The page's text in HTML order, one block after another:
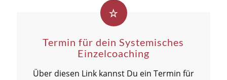
Termin für dein Systemisches
Einzelcoaching
Über diesen Link kannst Du ein Termin für